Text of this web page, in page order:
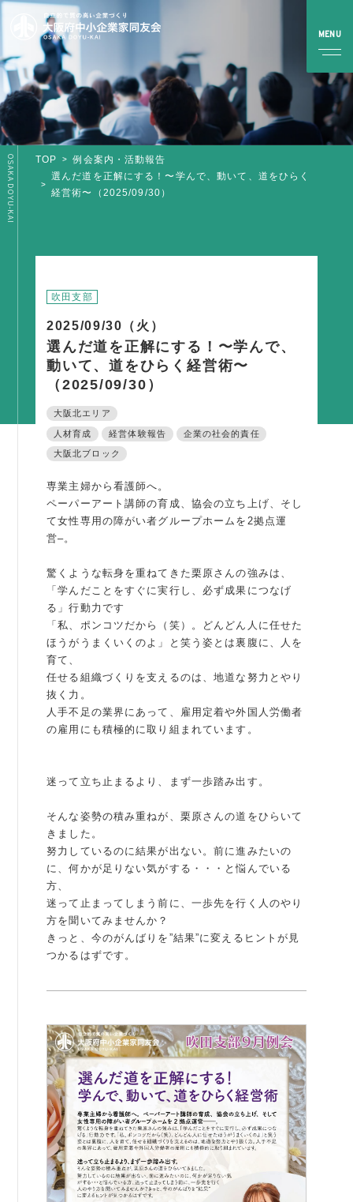
全国行事
その他の活動
障がい者雇用
例会案内・活動報告
入会案内
よくある質問
事務局のご案内
コンテンツ
ニュース
書籍紹介
06-6944-1251
TOP
例会案内・活動報告
選んだ道を正解にする！〜学んで、動いて、道をひらく
経営術〜（2025/09/30）
OSAKA DOYU-KAI
吹田支部
2025/09/30（火）
選んだ道を正解にする！〜学んで、
動いて、道をひらく経営術〜
（2025/09/30）
大阪北エリア
人材育成 経営体験報告 企業の社会的責任
大阪北ブロック
専業主婦から看護師へ。
ペーパーアート講師の育成、協会の立ち上げ、そし
て女性専用の障がい者グループホームを2拠点運
営–。
驚くような転身を重ねてきた栗原さんの強みは、
「学んだことをすぐに実行し、必ず成果につなげ
る」行動力です
「私、ポンコツだから（笑）。どんどん人に任せた
ほうがうまくいくのよ」と笑う姿とは裏腹に、人を
育て、
任せる組織づくりを支えるのは、地道な努力とやり
抜く力。
人手不足の業界にあって、雇用定着や外国人労働者
の雇用にも積極的に取り組まれています。
迷って立ち止まるより、まず一歩踏み出す。
そんな姿勢の積み重ねが、栗原さんの道をひらいて
きました。
努力しているのに結果が出ない。前に進みたいの
に、何かが足りない気がする・・・と悩んでいる
方、
迷って止まってしまう前に、一歩先を行く人のやり
方を聞いてみませんか？
きっと、今のがんばりを”結果”に変えるヒントが見
つかるはずです。